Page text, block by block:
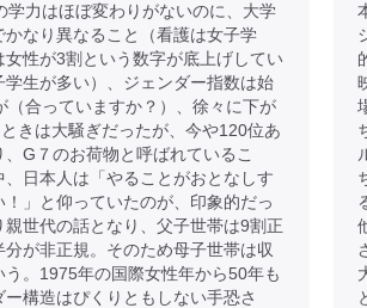
学力はほぼ変わりがないのに、大学
かなり異なること（看護は女子学
性が3割という数字が底上げしてい
学生が多い）、ジェンダー指数は始
（合っていますか？）、徐々に下が
きは大騒ぎだったが、今や120位あ
G７のお荷物と呼ばれているこ
、日本人は「やることがおとなしす
！」と仰っていたのが、印象的だっ
親世代の話となり、父子世帯は9割正
が非正規。そのため母子世帯は収
う。1975年の国際女性年から50年も
構造はぴくりともしない手恐さ